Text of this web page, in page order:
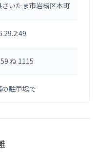
いたま市岩槻区本町
ね 1115
の駐車場で